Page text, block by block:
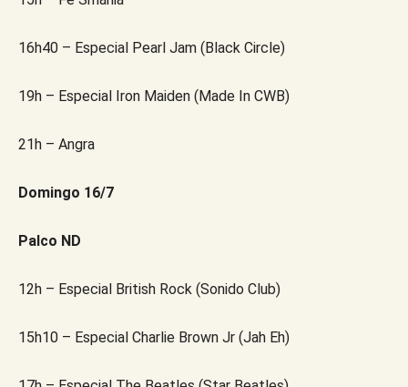
16h40 – Especial Pearl Jam (Black Circle)
19h – Especial Iron Maiden (Made In CWB)
21h – Angra
Domingo 16/7
Palco ND
12h – Especial British Rock (Sonido Club)
15h10 – Especial Charlie Brown Jr (Jah Eh)